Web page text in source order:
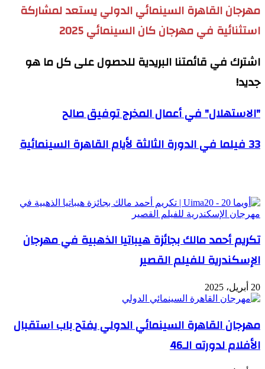
مهرجان القاهرة السينمائي الدولي يستعد لمشاركة
استثنائية في مهرجان كان السينمائي 2025
اشترك في قائمتنا البريدية للحصول على كل ما هو
جديد!
"الاستهلال" في أعمال المخرج توفيق صالح
33 فيلما في الدورة الثالثة لأيام القاهرة السينمائية
تكريم أحمد مالك بجائزة هيباتيا الذهبية في مهرجان
الإسكندرية للفيلم القصير
20 أبريل، 2025
مهرجان القاهرة السينمائي الدولي يفتح باب استقبال
الأفلام لدورته الـ46